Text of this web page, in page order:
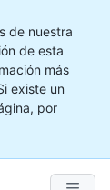
de nuestra
de esta
más
existe un
por